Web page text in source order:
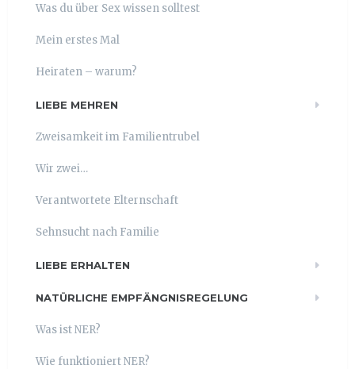
Was du über Sex wissen solltest
Mein erstes Mal
Heiraten – warum?
LIEBE MEHREN
Zweisamkeit im Familientrubel
Wir zwei…
Verantwortete Elternschaft
Sehnsucht nach Familie
LIEBE ERHALTEN
NATÜRLICHE EMPFÄNGNISREGELUNG
Was ist NER?
Wie funktioniert NER?